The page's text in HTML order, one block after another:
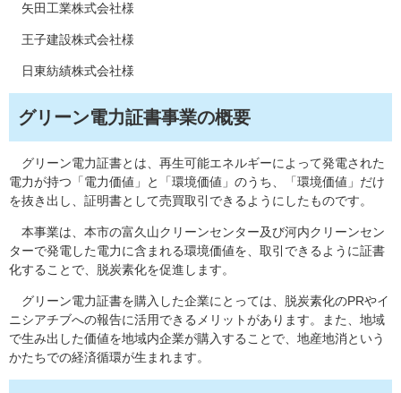
矢田工業株式会社様
王子建設株式会社様
日東紡績株式会社様
グリーン電力証書事業の概要
グリーン電力証書とは、再生可能エネルギーによって発電された
電力が持つ「電力価値」と「環境価値」のうち、「環境価値」だけ
を抜き出し、証明書として売買取引できるようにしたものです。
本事業は、本市の富久山クリーンセンター及び河内クリーンセン
ターで発電した電力に含まれる環境価値を、取引できるように証書
化することで、脱炭素化を促進します。
グリーン電力証書を購入した企業にとっては、脱炭素化のPRやイ
ニシアチブへの報告に活用できるメリットがあります。また、地域
で生み出した価値を地域内企業が購入することで、地産地消という
かたちでの経済循環が生まれます。